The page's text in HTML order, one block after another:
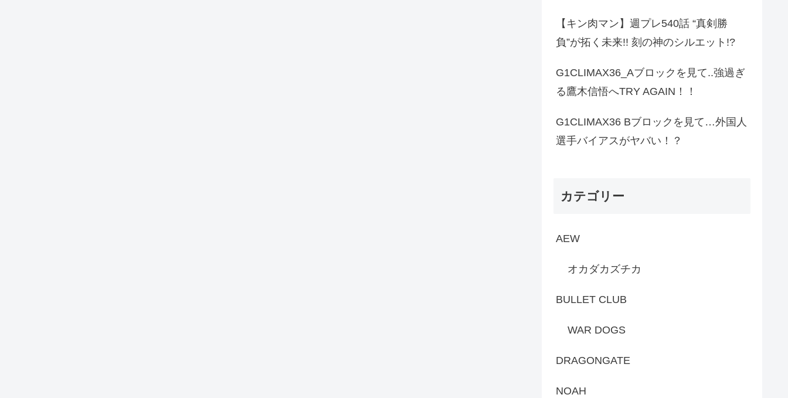
【キン肉マン】週プレ540話 “真剣勝
負”が拓く未来!! 刻の神のシルエット!?
G1CLIMAX36_Aブロックを見て..強過ぎ
る鷹木信悟へTRY AGAIN！！
G1CLIMAX36 Bブロックを見て…外国人
選手バイアスがヤバい！？
カテゴリー
AEW
オカダカズチカ
BULLET CLUB
WAR DOGS
DRAGONGATE
NOAH